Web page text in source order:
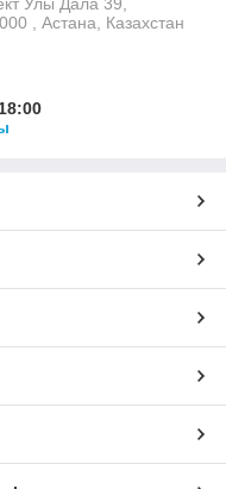
Улы Дала 39,
, Астана, Казахстан